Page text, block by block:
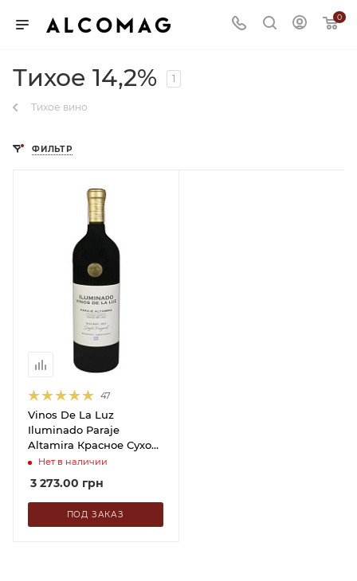
0
Тихое 14,2% 1
Тихое вино
ФИЛЬТР
47
Vinos De La Luz
Iluminado Paraje
Altamira Красное Сухое
0.75 л
Нет в наличии
3 273.00 грн
ПОД ЗАКАЗ